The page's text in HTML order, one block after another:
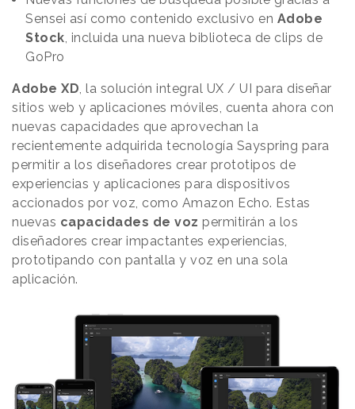
Sensei así como contenido exclusivo en Adobe
Stock, incluida una nueva biblioteca de clips de
GoPro
Adobe XD, la solución integral UX / UI para diseñar
sitios web y aplicaciones móviles, cuenta ahora con
nuevas capacidades que aprovechan la
recientemente adquirida tecnología Sayspring para
permitir a los diseñadores crear prototipos de
experiencias y aplicaciones para dispositivos
accionados por voz, como Amazon Echo. Estas
nuevas capacidades de voz permitirán a los
diseñadores crear impactantes experiencias,
prototipando con pantalla y voz en una sola
aplicación.